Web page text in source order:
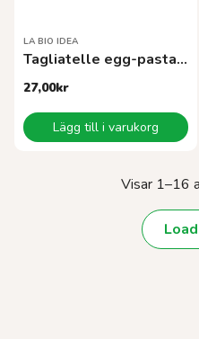
LA BIO IDEA
Tagliatelle egg-pasta EKO
27,00kr
Lägg till i varukorg
Visar 1–16